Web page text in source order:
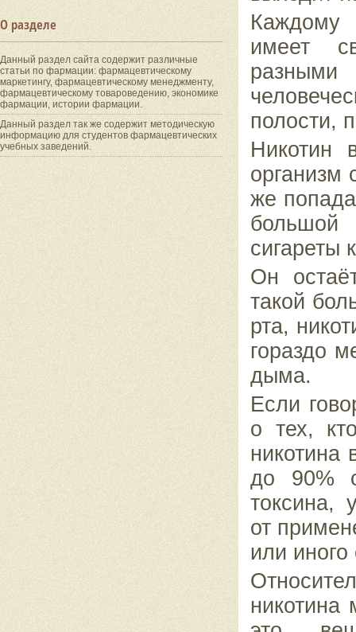
О разделе
Данный раздел сайта содержит различные
статьи по фармации: фармацевтическому
маркетингу, фармацевтическому менеджменту,
фармацевтическому товароведению, экономике
фармации, истории фармации.
Данный раздел так же содержит методическую
информацию для студентов фармацевтических
учебных заведений.
Каждому
имеет
полости,
Никотин
организм
же
большой
сигареты
Он
такой
рта,
гораздо
дыма.
Если
о тех,
никотина
до 90%
токсина,
от
или иного
никотина